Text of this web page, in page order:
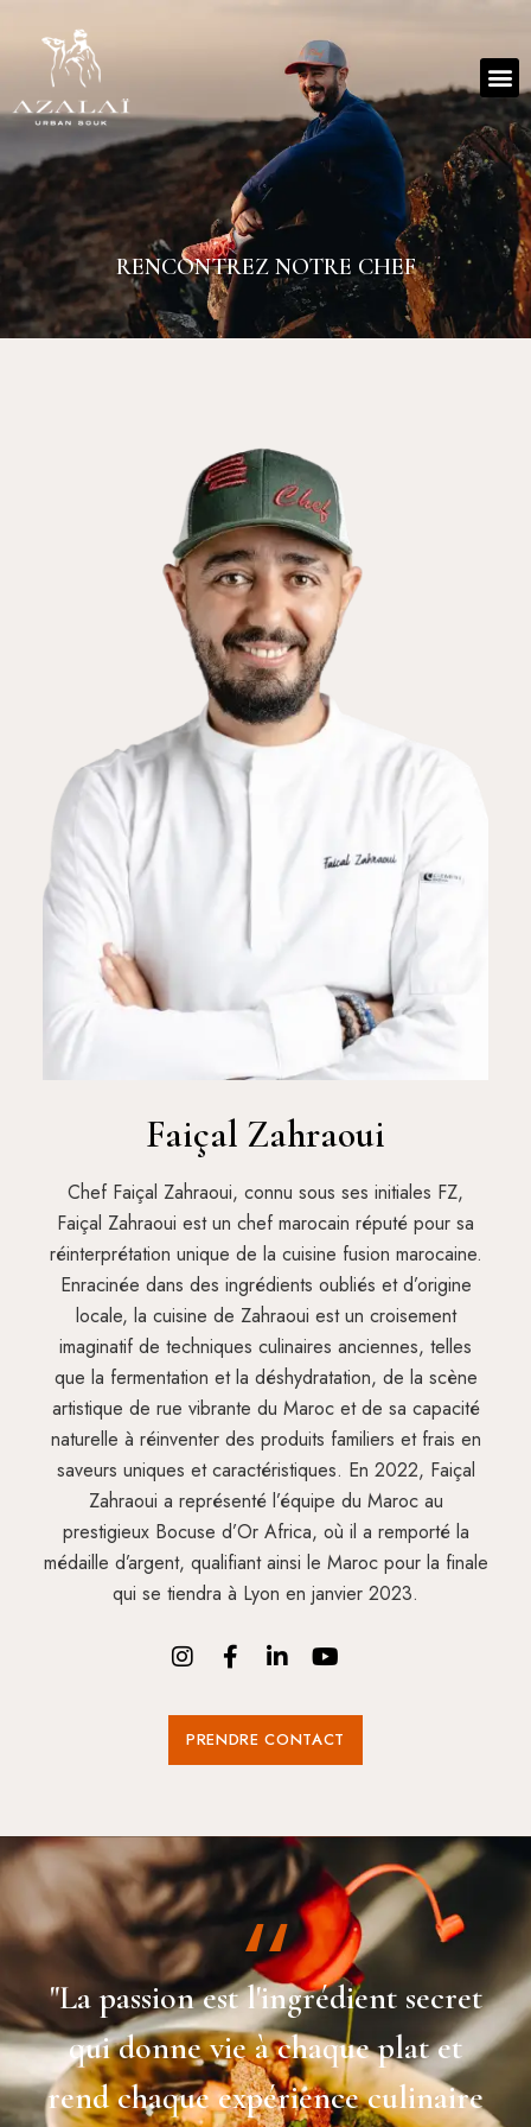
RENCONTREZ NOTRE CHEF
Faiçal Zahraoui
Chef Faiçal Zahraoui, connu sous ses initiales FZ,
Faiçal Zahraoui est un chef marocain réputé pour sa
réinterprétation unique de la cuisine fusion marocaine.
Enracinée dans des ingrédients oubliés et d’origine
locale, la cuisine de Zahraoui est un croisement
imaginatif de techniques culinaires anciennes, telles
que la fermentation et la déshydratation, de la scène
artistique de rue vibrante du Maroc et de sa capacité
naturelle à réinventer des produits familiers et frais en
saveurs uniques et caractéristiques. En 2022, Faiçal
Zahraoui a représenté l’équipe du Maroc au
prestigieux Bocuse d’Or Africa, où il a remporté la
médaille d’argent, qualifiant ainsi le Maroc pour la finale
qui se tiendra à Lyon en janvier 2023.
PRENDRE CONTACT
"La passion est l'ingrédient secret
qui donne vie à chaque plat et
rend chaque expérience culinaire